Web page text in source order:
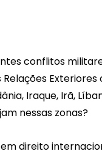
conflitos
Iraque, Irã,
nessas zonas?
direito